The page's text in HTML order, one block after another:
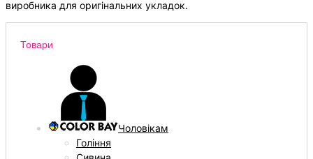
виробника для оригінальних укладок.
Товари
Чоловікам
Гоління